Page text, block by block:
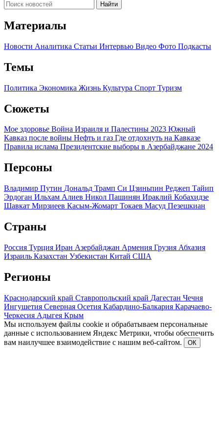
Найти
Материалы
Новости Аналитика Статьи Интервью Видео Фото Подкасты
Темы
Политика Экономика Жизнь Культура Спорт Туризм
Сюжеты
Мое здоровье Война Израиля и Палестины 2023 Южный
Кавказ после войны Нефть и газ Где отдохнуть на Кавказе
Правила ислама Президентские выборы в Азербайджане 2024
Персоны
Владимир Путин Дональд Трамп Си Цзиньпин Реджеп Тайип
Эрдоган Ильхам Алиев Никол Пашинян Ираклий Кобахидзе
Шавкат Мирзиеев Касым-Жомарт Токаев Масуд Пезешкиан
Страны
Россия Турция Иран Азербайджан Армения Грузия Абхазия
Израиль Казахстан Узбекистан Китай США
Регионы
Краснодарский край Ставропольский край Дагестан Чечня
Ингушетия Северная Осетия Кабардино-Балкария Карачаево-
Черкесия Адыгея Крым
Мы используем файлы cookie и обрабатываем персональные
данные с использованием Яндекс Метрики, чтобы обеспечить
вам наилучшее взаимодействие с нашим веб-сайтом.
ОК